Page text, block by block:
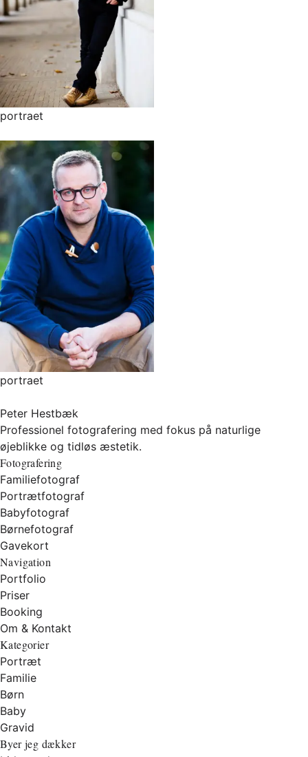
portraet
portraet
Peter Hestbæk
Professionel fotografering med fokus på naturlige
øjeblikke og tidløs æstetik.
Fotografering
Familiefotograf
Portrætfotograf
Babyfotograf
Børnefotograf
Gavekort
Navigation
Portfolio
Priser
Booking
Om & Kontakt
Kategorier
Portræt
Familie
Børn
Baby
Gravid
Byer jeg dækker